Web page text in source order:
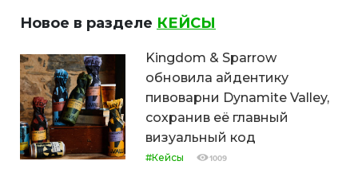
Новое в разделе КЕЙСЫ
Kingdom & Sparrow
обновила айдентику
пивоварни Dynamite Valley,
сохранив её главный
визуальный код
#Кейсы 1009